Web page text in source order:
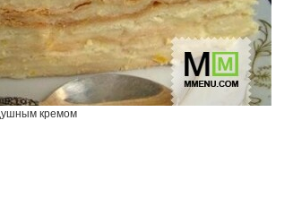
кремом